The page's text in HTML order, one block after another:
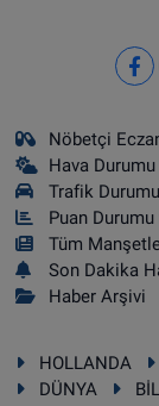
Nöbetçi
Hava Durumu
Trafik Durumu
Puan
Tüm
Son Dakika
Haber Arşivi
HOLLANDA
DÜNYA